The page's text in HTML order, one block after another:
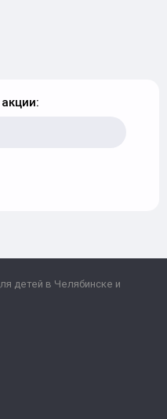
детей в Челябинске и